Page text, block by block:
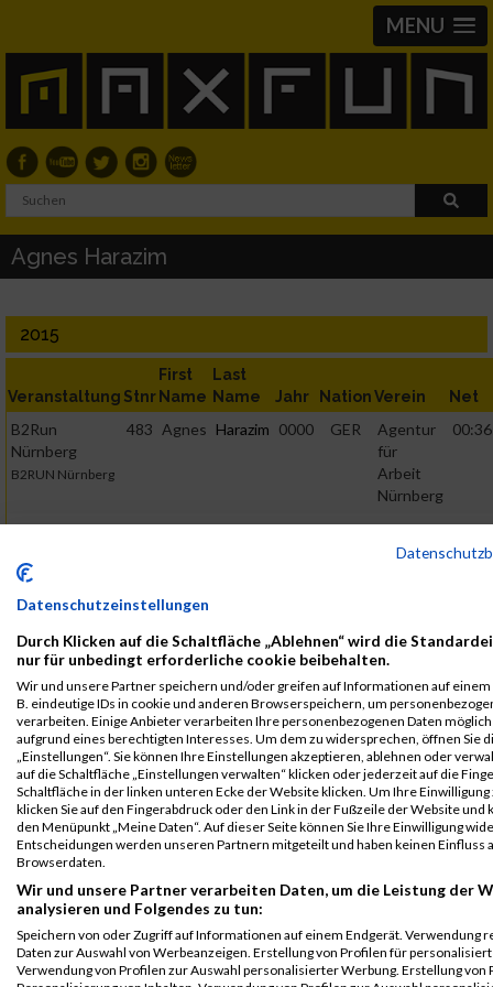
MENU
Agnes Harazim
2015
Veranstaltung Stnr
First
Name
Last
Name
Jahr NationVerein Net
B2Run
Nürnberg
B2RUN Nürnberg
483 Agnes Harazim 0000 GER
Agentur
für
Arbeit
Nürnberg
B2Run
Einzelwertung
weiblich
483 Agnes Harazim 0000 GER
Agentur
für
B2Run
Nürnberg
mixed
483 Agnes Harazim 0000 GER
Agentur
für
Nürnberg
B2Run
Nürnberg
Teamwertung
weiblich
483 Agnes Harazim 0000 GER
Agentur
für
Arbeit
Nürnberg
Legende:
GPos = Geschlechter Position, KPos = Kategorie Position, TPos =
Team Position, DNS = Did not start, DNF = Did not finish, DQ =
Disqualifiziert
Datenschutzeinstellungen
Durch Klicken auf die Schaltfläche „Ablehnen“ wird die
nur für unbedingt erforderliche cookie beibehalten.
Wir und unsere Partner speichern und/oder greifen auf Informationen auf einem
B. eindeutige IDs in cookie und anderen Browserspeichern, um
verarbeiten. Einige Anbieter verarbeiten Ihre personenbezogenen Daten
aufgrund eines berechtigten Interesses. Um dem zu widersprechen, öffnen Sie
„Einstellungen“. Sie können Ihre Einstellungen akzeptieren, ablehnen oder
auf die Schaltfläche „Einstellungen verwalten“ klicken oder jederzeit auf die
Schaltfläche in der linken unteren Ecke der Website klicken. Um Ihre
klicken Sie auf den Fingerabdruck oder den Link in der Fußzeile der Website und
den Menüpunkt „Meine Daten“. Auf dieser Seite können Sie Ihre Einwilligung
Entscheidungen werden unseren Partnern mitgeteilt und haben keinen Einfluss
Browserdaten.
Wir und unsere Partner verarbeiten Daten, um die Leistung der
analysieren und Folgendes zu tun:
Speichern von oder Zugriff auf Informationen auf einem Endgerät. Verwendung
Daten zur Auswahl von Werbeanzeigen. Erstellung von Profilen für
Verwendung von Profilen zur Auswahl personalisierter Werbung. Erstellung von